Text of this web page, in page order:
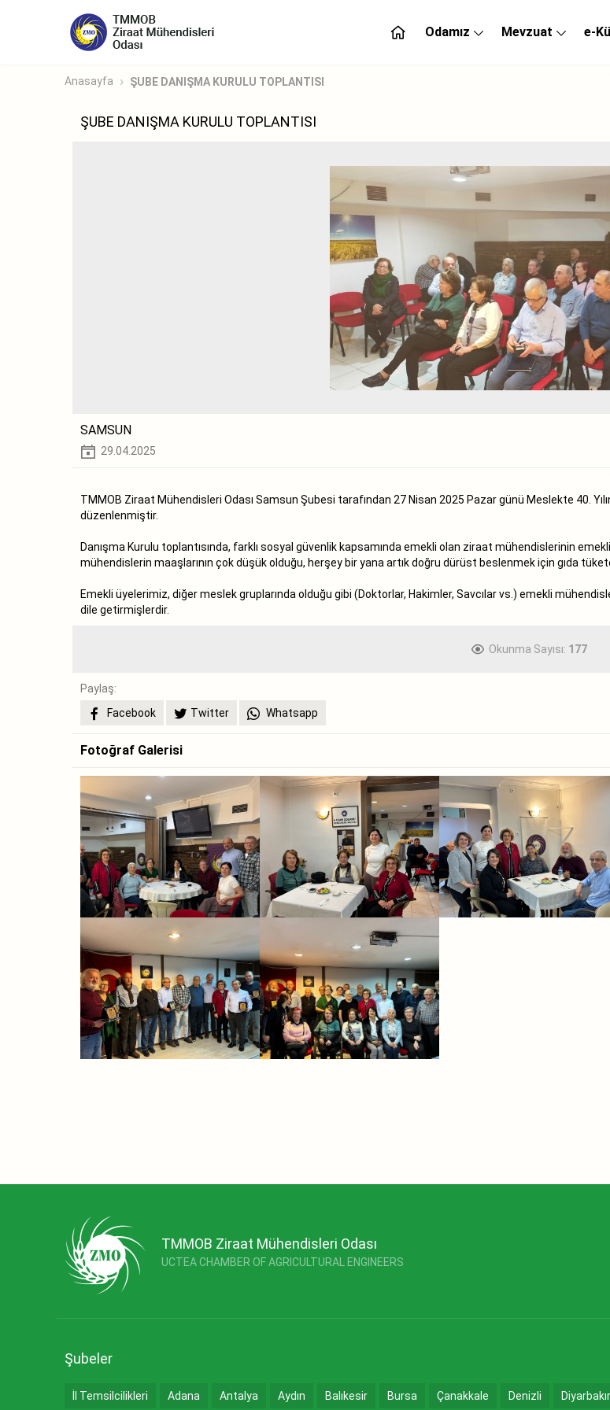
Odamız Mevzuat e-
Anasayfa ŞUBE DANIŞMA KURULU TOPLANTISI
ŞUBE DANIŞMA KURULU TOPLANTISI
SAMSUN
29.04.2025
TMMOB Ziraat Mühendisleri Odası Samsun Şubesi tarafından 27 Nisan 2025 Pazar günü Meslekte 40.
düzenlenmiştir.
Danışma Kurulu toplantısında, farklı sosyal güvenlik kapsamında emekli olan ziraat mühendislerinin
mühendislerin maaşlarının çok düşük olduğu, herşey bir yana artık doğru dürüst beslenmek için gıda
Emekli üyelerimiz, diğer meslek gruplarında olduğu gibi (Doktorlar, Hakimler, Savcılar vs.) emekli
dile getirmişlerdir.
Okunma Sayısı: 177
Paylaş:
Facebook
Twitter Whatsapp
Fotoğraf Galerisi
TMMOB Ziraat Mühendisleri Odası
UCTEA CHAMBER OF AGRICULTURAL ENGINEERS
Şubeler
İl Temsilcilikleri Adana Antalya Aydın Balıkesir Bursa Çanakkale Denizli Diyarbakır